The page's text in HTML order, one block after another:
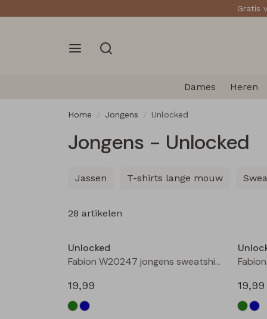
Gratis
Dames Heren
Home Jongens Unlocked
Jongens - Unlocked
T-shirts lange mouw
Jassen
28 artikelen
Unlocked
Fabion W20247 jongens sweatshirt Groen licht
19,99
19,99